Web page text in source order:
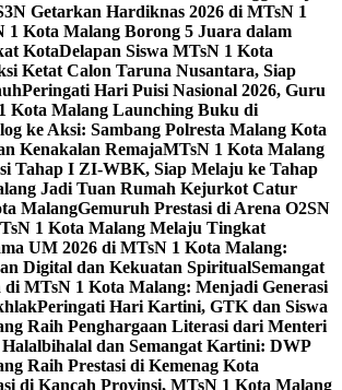
Getarkan Hardiknas 2026 di MTsN 1
1 Kota Malang Borong 5 Juara dalam
KotaDelapan Siswa MTsN 1 Kota
Ketat Calon Taruna Nusantara, Siap
Peringati Hari Puisi Nasional 2026, Guru
Kota Malang Launching Buku di
ke Aksi: Sambang Polresta Malang Kota
Kenakalan RemajaMTsN 1 Kota Malang
Tahap I ZI-WBK, Siap Melaju ke Tahap
Jadi Tuan Rumah Kejurkot Catur
MalangGemuruh Prestasi di Arena O2SN
1 Kota Malang Melaju Tingkat
UM 2026 di MTsN 1 Kota Malang:
Digital dan Kekuatan SpiritualSemangat
MTsN 1 Kota Malang: Menjadi Generasi
Peringati Hari Kartini, GTK dan Siswa
Raih Penghargaan Literasi dari Menteri
dan Semangat Kartini: DWP
Raih Prestasi di Kemenag Kota
di Kancah Provinsi, MTsN 1 Kota Malang